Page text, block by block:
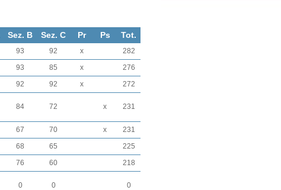
Sez. B Sez. C Pr Ps Tot.
93 92 x
282
93 85 x
276
92 92 x
272
84 72 x 231
67 70 x
231
68 65
225
76 60
218
0 0 0